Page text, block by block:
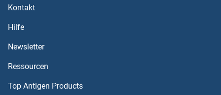
PRR14 Antikörper
PRPSAP2 Antikörper
PRPSAP1 Antikörper
Kontakt
Hilfe
Newsletter
Ressourcen
Top Antigen Products